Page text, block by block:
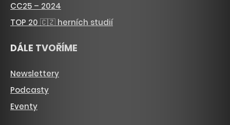
CC25 – 2024
TOP 20 🇨🇿 herních studií
DÁLE TVOŘÍME
Newslettery
Podcasty
Eventy